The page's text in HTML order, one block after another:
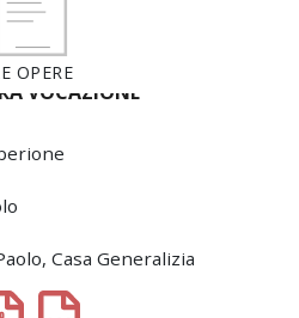
OPERE
VOCAZIONE
Casa Generalizia